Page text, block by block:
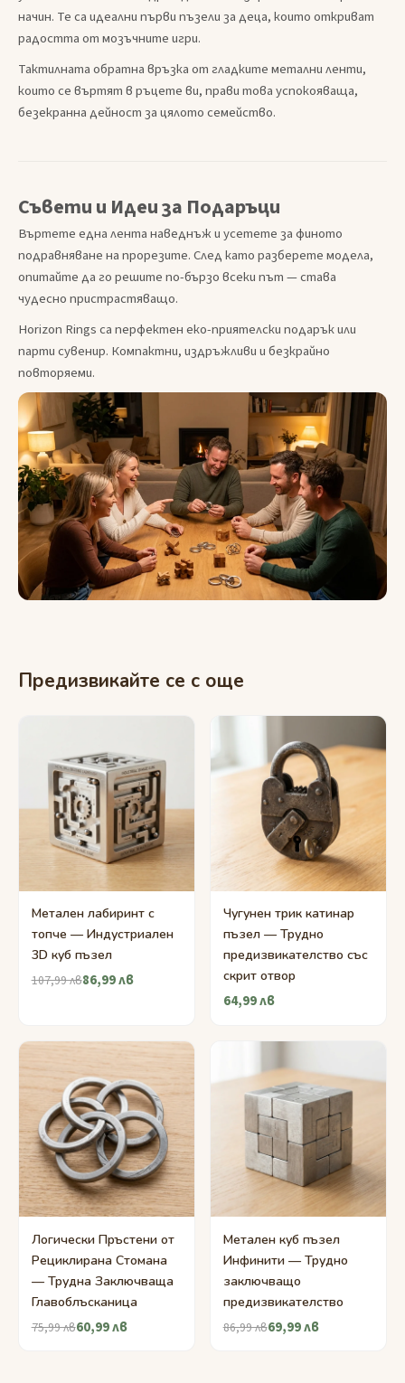
начин. Те са идеални първи пъзели за деца, които откриват
радостта от мозъчните игри.
Тактилната обратна връзка от гладките метални ленти,
които се въртят в ръцете ви, прави това успокояваща,
безекранна дейност за цялото семейство.
Съвети и Идеи за Подаръци
Въртете една лента наведнъж и усетете за финото
подравняване на прорезите. След като разберете модела,
опитайте да го решите по-бързо всеки път — става
чудесно пристрастяващо.
Horizon Rings са перфектен еко-приятелски подарък или
парти сувенир. Компактни, издръжливи и безкрайно
повторяеми.
Предизвикайте се с още
Метален лабиринт с
топче — Индустриален
3D куб пъзел
107,99 лв86,99 лв
Чугунен трик катинар
пъзел — Трудно
предизвикателство със
скрит отвор
64,99 лв
Логически Пръстени от
Рециклирана Стомана
— Трудна Заключваща
Главоблъсканица
75,99 лв60,99 лв
Метален куб пъзел
Инфинити — Трудно
заключващо
предизвикателство
86,99 лв69,99 лв